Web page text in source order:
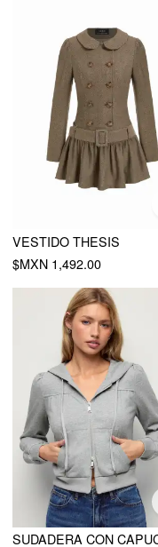
VESTIDO THESIS
$MXN 1,492.00